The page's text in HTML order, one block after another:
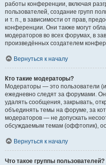
работы конференции, включая
пользователей, создание групп
и т. п., в зависимости от прав,
конференции. Они также могут
модераторов во всех форумах, в
произведённых создателем
Вернуться к началу
Кто такие модераторы?
Модераторы — это пользователи
ежедневно следят за форумами.
удалять сообщения, закрывать,
объединять темы на форуме, за
модераторов — не допускать
обсуждаемым темам (оффтопик),
Вернуться к началу
Что такое группы пользователей?